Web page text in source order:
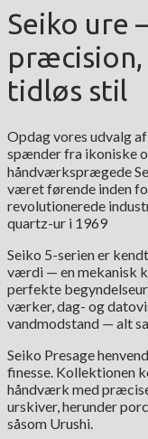
Seiko ure
tidløs stil
Opdag vores udvalg
spænder fra ikoniske
håndværksprægede
været førende inden
revolutionerede
quartz-ur i 1969
Seiko 5-serien er
værdi — en mekanisk
perfekte
værker, dag- og
vandmodstand — alt
Seiko Presage
finesse. Kollektionen
håndværk med
urskiver, herunder
såsom Urushi.